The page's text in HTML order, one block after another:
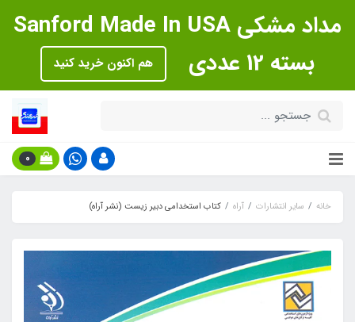
مداد مشکی Sanford Made In USA
بسته 12 عددی
هم اکنون خرید کنید
0
خانه سایر انتشارات آراه کتاب استخدامی دبیر زیست (نشر آراه)